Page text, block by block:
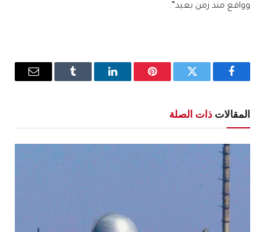
وواقع منذ زمن بعيد”.
فيسبوك تويتر بينتيريستلينكدإن Tumblr
البريد
المقالات ذات الصلة